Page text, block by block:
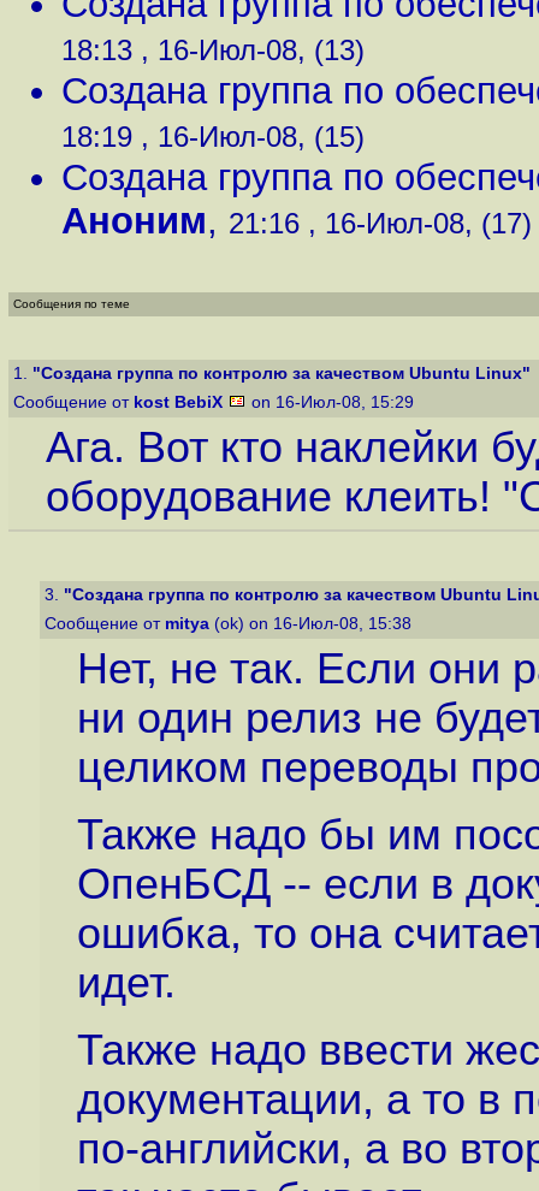
18:13 , 16-Июл-08, (13)
Создана группа по
18:19 , 16-Июл-08, (15)
Создана группа по
Аноним, 21:16 , 16-Июл-08, (17)
Сообщения по теме
1. "Создана группа по контролю за качеством Ubuntu Linux"
Сообщение от kost BebiX on 16-Июл-08, 15:29
Ага. Вот кто наклейки
оборудование клеить!
3. "Создана группа по контролю за качеством Ubuntu
Сообщение от mitya (ok) on 16-Июл-08, 15:38
Нет, не так. Если они
ни один релиз не
целиком переводы
Также надо бы им
ОпенБСД -- если в
ошибка, то она
идет.
Также надо ввести
документации, а то в
по-английски, а во